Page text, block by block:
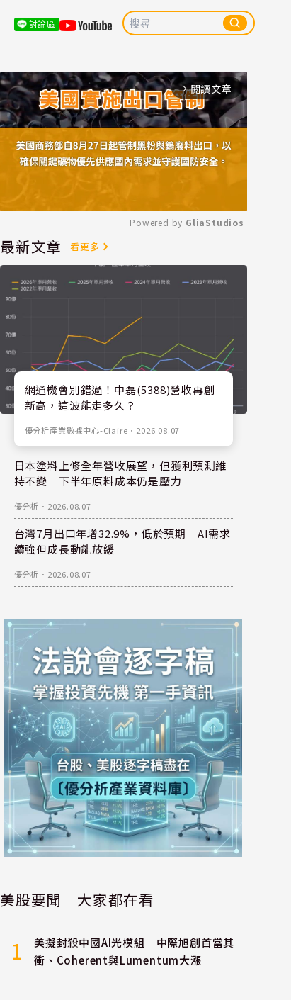
討論區
arrow_forward_ios 閱讀文章
Mute
Powered by GliaStudios
最新文章 看更多
網通機會別錯過！中磊(5388)營收再創
新高，這波能走多久？
優分析產業數據中心-Claire ． 2026.08.07
日本塗料上修全年營收展望，但獲利預測維
持不變 下半年原料成本仍是壓力
優分析 ． 2026.08.07
台灣7月出口年增32.9%，低於預期 AI需求
續強但成長動能放緩
優分析 ． 2026.08.07
美股要聞｜大家都在看
1
美擬封殺中國AI光模組 中際旭創首當其
衝、Coherent與Lumentum大漲